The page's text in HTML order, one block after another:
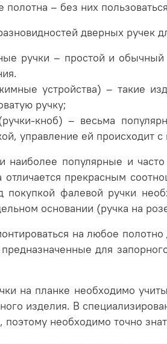
– без них
дверных
ручки – простой и обычный
устройства) – такие
ручку;
кноб) – весьма
управление ей происходит
наиболее популярные и
отличается прекрасным
покупкой фалевой ручки
основании (ручка на
на любое
для
на планке необходимо
изделия. В
необходимо точно